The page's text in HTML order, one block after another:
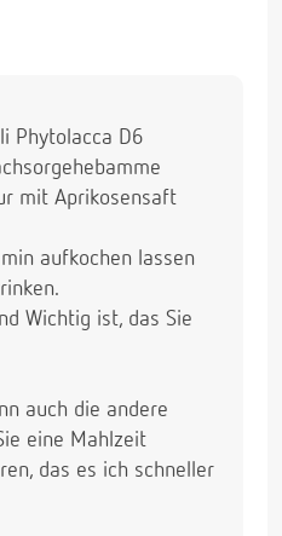
Phytolacca D6
mit Aprikosensaft
aufkochen lassen
Wichtig ist, das Sie
auch die andere
eine Mahlzeit
das es ich schneller